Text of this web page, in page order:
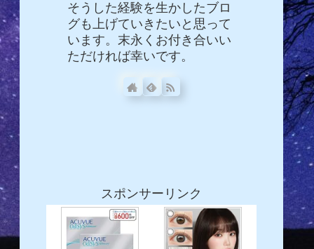
そうした経験を生かしたブロ
グも上げていきたいと思って
います。末永くお付き合いい
ただければ幸いです。
スポンサーリンク